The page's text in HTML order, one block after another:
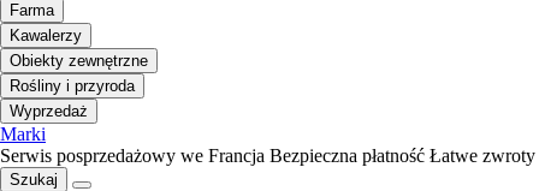
Farma
Kawalerzy
Obiekty zewnętrzne
Rośliny i przyroda
Wyprzedaż
Marki
Serwis posprzedażowy we Francja Bezpieczna płatność Łatwe zwroty
Szukaj